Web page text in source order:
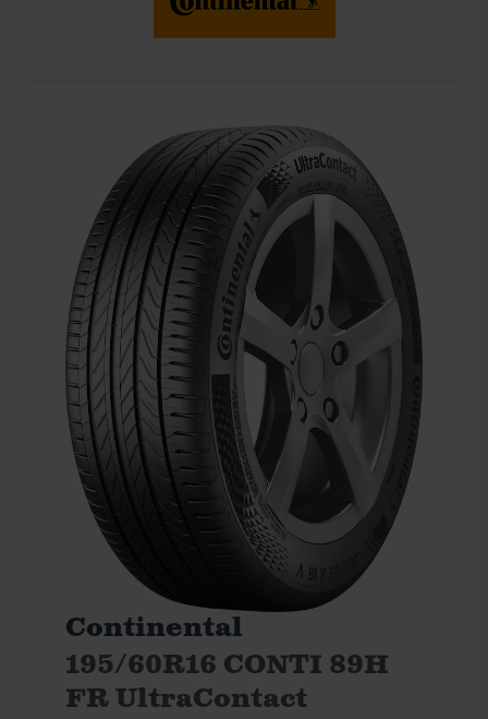
Continental
195/60R16 CONTI 89H
FR UltraContact